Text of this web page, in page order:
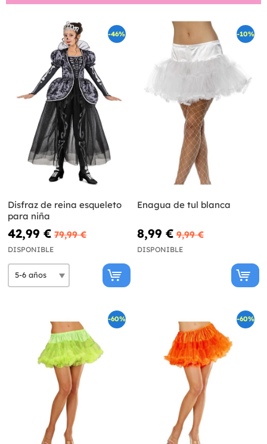
-46%
Disfraz de reina esqueleto
para niña
42,99 € 79,99 €
DISPONIBLE
-10%
Enagua de tul blanca
8,99 € 9,99 €
DISPONIBLE
-60% -60%